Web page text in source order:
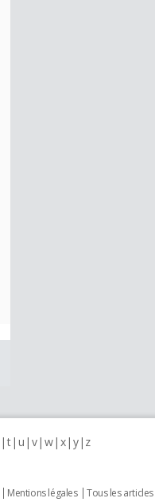
t u v w x y z
Mentions légales Tous les articles